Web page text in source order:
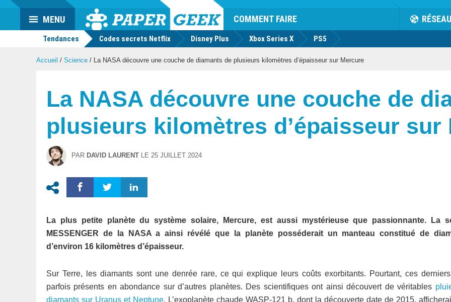
Actu
geek
COMMENT FAIRE RÉSEAU
MENU
Tendances Codes secrets Netflix Disney Plus Xbox Series X PS5
Accueil / Science / La NASA découvre une couche de diamants de plusieurs kilomètres d’épaisseur sur Mercure
La NASA découvre une couche de
plusieurs kilomètres d’épaisseur sur
PAR DAVID LAURENT LE 25 JUILLET 2024
La plus petite planète du système solaire, Mercure, est aussi mystérieuse que passionnante. La
MESSENGER de la NASA a ainsi révélé que la planète posséderait un manteau constitué de
d’environ 16 kilomètres d’épaisseur.
Sur Terre, les diamants sont une denrée rare, ce qui explique leurs coûts exorbitants. Pourtant, ces
parfois présents en abondance sur d’autres planètes. Des scientifiques ont ainsi découvert de véritables
diamants sur Uranus et Neptune. L’exoplanète chaude WASP-121 b, dont la découverte date de 2015,